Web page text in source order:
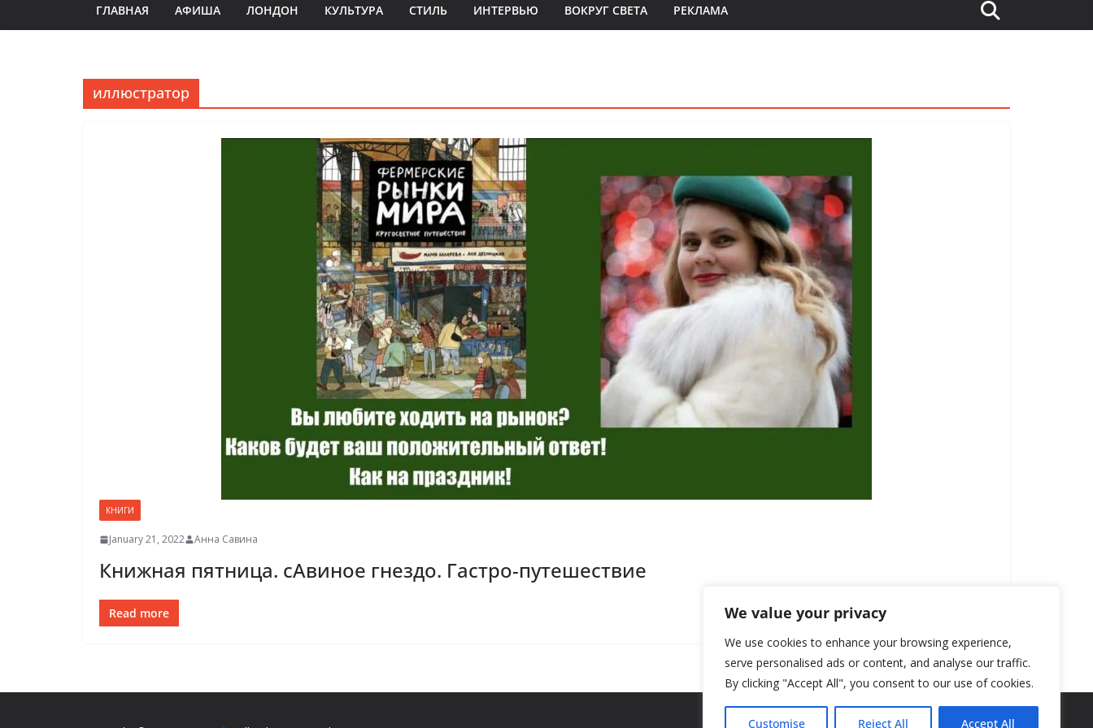
We value your privacy
We use cookies to enhance your browsing experience,
serve personalised ads or content, and analyse our traffic.
By clicking "Accept All", you consent to our use of cookies.
Customise Reject All Accept All
ГЛАВНАЯ АФИША ЛОНДОН КУЛЬТУРА СТИЛЬ ИНТЕРВЬЮ ВОКРУГ СВЕТА РЕКЛАМА
иллюстратор
КНИГИ
January 21, 2022 Анна Савина
Книжная пятница. сАвиное гнездо. Гастро-путешествие
Read more